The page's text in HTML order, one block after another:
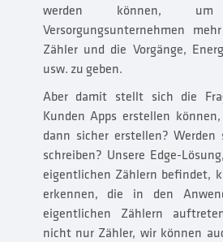
werden können,
Versorgungsunternehmen
Zähler und die Vorgänge,
usw. zu geben.
Aber damit stellt sich die
Kunden Apps erstellen
dann sicher erstellen? Werden
schreiben? Unsere Edge-
eigentlichen Zählern befindet,
erkennen, die in den
eigentlichen Zählern
nicht nur Zähler, wir können